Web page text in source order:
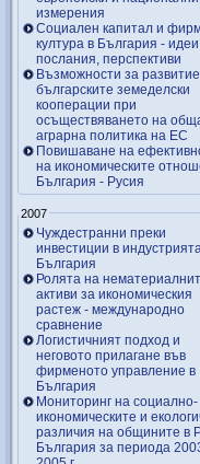
измерения
Социален капитал и
култура в България - идеи,
послания, перспективи
Възможности за
българските земеделски
кооперации при
осъществяването на
аграрна политика на ЕС
Повишаване на
на икономическите
България - Русия
2007
Чуждестранни преки
инвестиции в
България
Ролята на
активи за икономическия
растеж - международно
сравнение
Логистичният подход и
неговото прилагане във
фирменото управление в
България
Мониторинг на социално-
икономическите и
различия на общините в
България за периода